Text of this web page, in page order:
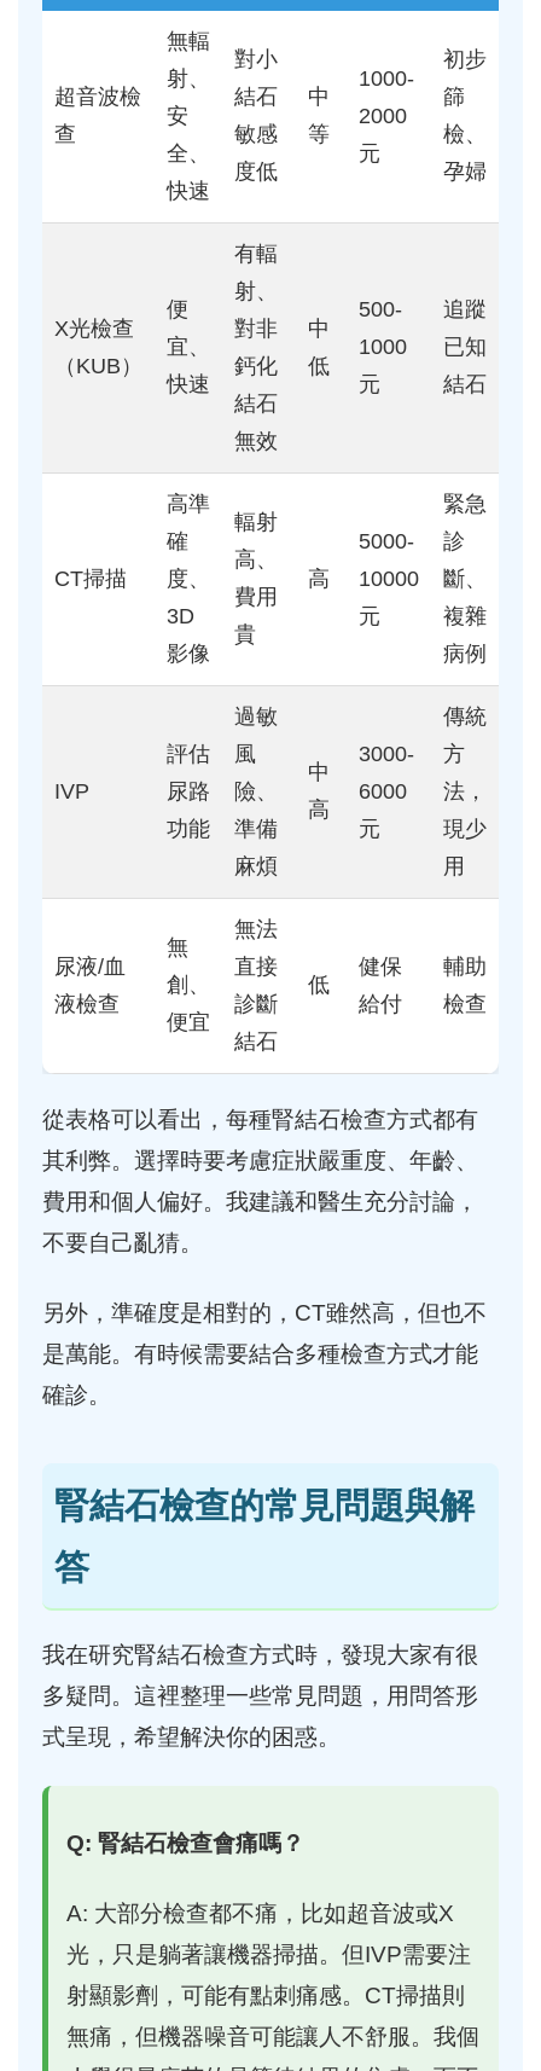
超音波檢
查
無輻
射、
安
全、
快速
對小
結石
敏感
度低
中
等
1000-
2000
元
初步
篩
檢、
孕婦
X光檢查
（KUB）
便
宜、
快速
有輻
射、
對非
鈣化
結石
無效
中
低
500-
1000
元
追蹤
已知
結石
CT掃描
高準
確
度、
3D
影像
輻射
高、
費用
貴
高
5000-
10000
元
緊急
診
斷、
複雜
病例
IVP
評估
尿路
功能
過敏
風
險、
準備
麻煩
中
高
3000-
6000
元
傳統
方
法，
現少
用
尿液/血
液檢查
無
創、
便宜
無法
直接
診斷
結石
低
健保
給付
輔助
檢查
從表格可以看出，每種腎結石檢查方式都有
其利弊。選擇時要考慮症狀嚴重度、年齡、
費用和個人偏好。我建議和醫生充分討論，
不要自己亂猜。
另外，準確度是相對的，CT雖然高，但也不
是萬能。有時候需要結合多種檢查方式才能
確診。
腎結石檢查的常見問題與解
答
我在研究腎結石檢查方式時，發現大家有很
多疑問。這裡整理一些常見問題，用問答形
式呈現，希望解決你的困惑。
Q: 腎結石檢查會痛嗎？
A: 大部分檢查都不痛，比如超音波或X
光，只是躺著讓機器掃描。但IVP需要注
射顯影劑，可能有點刺痛感。CT掃描則
無痛，但機器噪音可能讓人不舒服。我個